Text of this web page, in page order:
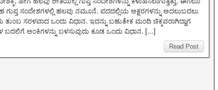
ಗುಪ್ತ ಸಂದೇಶಗಳಲ್ಲಿ ಹಲವು ನಮೂನೆ. ಪದದಲ್ಲಿಯ ಅಕ್ಷರಗಳನ್ನು ಅದಲುಬದಲು
ತುಂಬ ಸರಳವಾದ ಒಂದು ವಿಧಾನ. ಇದನ್ನು ಬಹುತೇಕ ಮಂದಿ ಚಿಕ್ಕವರಾಗಿದ್ದಾಗ
ಬದಲಿಗೆ ಅಂಕಿಗಳನ್ನು ಬಳಸುವುದು ಕೂಡ ಒಂದು ವಿಧಾನ. […]
Read Post